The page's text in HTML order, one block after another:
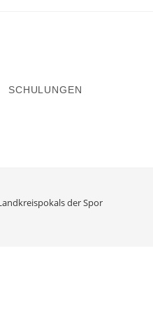
SCHULUNGEN
der Sportschützen